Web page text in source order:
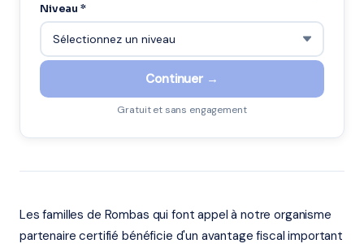
Niveau *
Continuer →
Gratuit et sans engagement
Les familles de Rombas qui font appel à notre organisme
partenaire certifié bénéficie d'un avantage fiscal important